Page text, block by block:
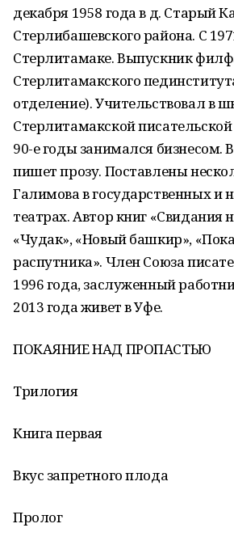
декабря 1958 года в д. Старый
Стерлибашевского района. С
Стерлитамаке. Выпускник
Стерлитамакского
отделение). Учительствовал в
Стерлитамакской
90-е годы занимался бизнесом.
пишет прозу. Поставлены
Галимова в государственных и
театрах. Автор книг «Свидания
«Чудак», «Новый башкир»,
распутника». Член Союза
1996 года, заслуженный
2013 года живет в Уфе.
ПОКАЯНИЕ НАД ПРОПАСТЬЮ
Трилогия
Книга первая
Вкус запретного плода
Пролог